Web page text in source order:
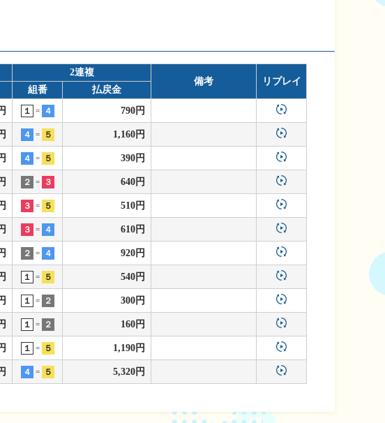
2連複
備考
リプレイ
組番
払戻金
１ = ４ 790円
４ = ５ 1,160円
４ = ５ 390円
２ = ３ 640円
３ = ５ 510円
３ = ４ 610円
２ = ４ 920円
１ = ５ 540円
１ = ２ 300円
１ = ２ 160円
１ = ５ 1,190円
４ = ５ 5,320円